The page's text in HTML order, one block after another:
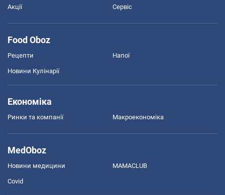
Акції Сервіс
Food Oboz
Рецепти Напої
Новини Кулінарії
Економіка
Ринки та компанії Макроекономіка
MedOboz
Новини медицини MAMACLUB
Covid